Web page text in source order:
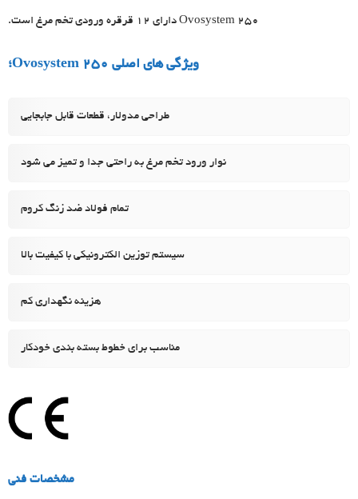
Ovosystem 250 دارای 12 قرقره ورودی تخم مرغ است.
ویژگی های اصلی Ovosystem 250؛
طراحی مدولار، قطعات قابل جابجایی
نوار ورود تخم مرغ به راحتی جدا و تمیز می شود
تمام فولاد ضد زنگ کروم
سیستم توزین الکترونیکی با کیفیت بالا
هزینه نگهداری کم
مناسب برای خطوط بسته بندی خودکار
مشخصات فنی